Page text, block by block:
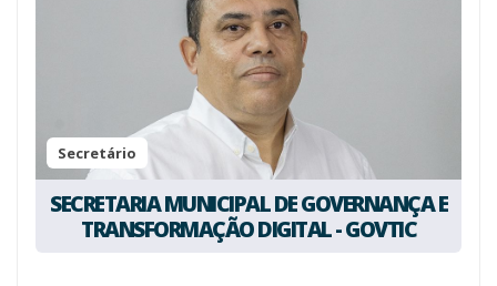
Secretário
SECRETARIA MUNICIPAL DE GOVERNANÇA E
TRANSFORMAÇÃO DIGITAL - GOVTIC